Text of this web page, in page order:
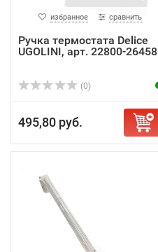
избранное сравнить
Ручка термостата Delice
UGOLINI, арт. 22800-26458
(0)
495,80 руб.